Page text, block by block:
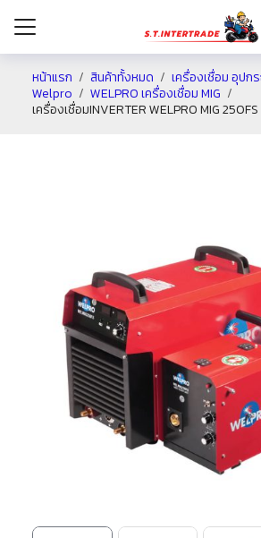
หน้าแรก สินค้าทั้งหมด
เครื่องเชื่อม อุปก
Welpro
WELPRO เครื่องเชื่อม MIG
เครื่องเชื่อมINVERTER WELPRO MIG 250FS